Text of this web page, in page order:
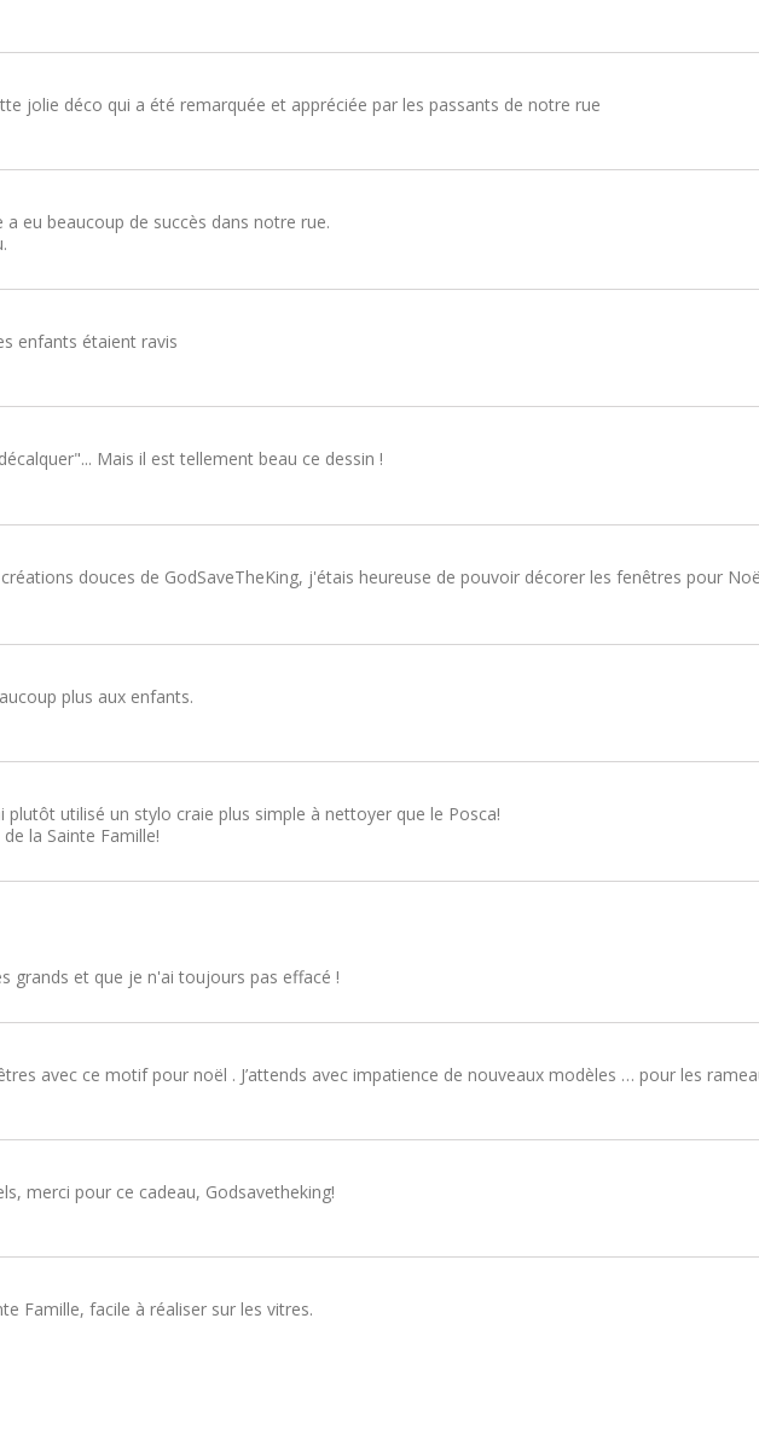
jolie déco qui a été remarquée et appréciée par les passants de notre rue
eu beaucoup de succès dans notre rue.
enfants étaient ravis
Mais il est tellement beau ce dessin !
douces de GodSaveTheKing, j'étais heureuse de pouvoir décorer les fenêtres pour
plus aux enfants.
plutôt utilisé un stylo craie plus simple à nettoyer que le Posca!
la Sainte Famille!
grands et que je n'ai toujours pas effacé !
avec ce motif pour noël . J’attends avec impatience de nouveaux modèles … pour les
merci pour ce cadeau, Godsavetheking!
Famille, facile à réaliser sur les vitres.